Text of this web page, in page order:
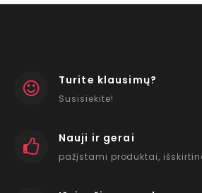
Turite klausimų?
Susisiekite!
Nauji ir gerai
pažįstami produktai,